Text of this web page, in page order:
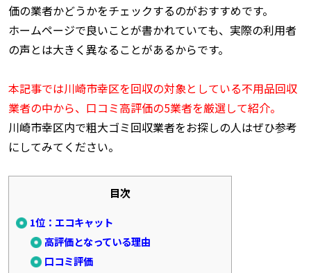
価の業者かどうかをチェックするのがおすすめです。
ホームページで良いことが書かれていても、実際の利用者
の声とは大きく異なることがあるからです。
本記事では川崎市幸区を回収の対象としている不用品回収
業者の中から、口コミ高評価の5業者を厳選して紹介。
川崎市幸区内で粗大ゴミ回収業者をお探しの人はぜひ参考
にしてみてください。
目次
1位：エコキャット
高評価となっている理由
口コミ評価